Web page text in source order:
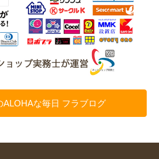
ALOHAな毎日 フラブログ